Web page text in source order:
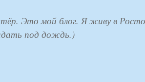
Это мой блог. Я живу в
под дождь.)